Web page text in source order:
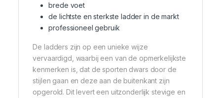
brede voet
de lichtste en sterkste ladder in de markt
professioneel gebruik
De ladders zijn op een unieke wijze
vervaardigd, waarbij een van de opmerkelijkste
kenmerken is, dat de sporten dwars door de
stijlen gaan en deze aan de buitenkant zijn
opgerold. Dit levert een uitzonderlijk stevige en